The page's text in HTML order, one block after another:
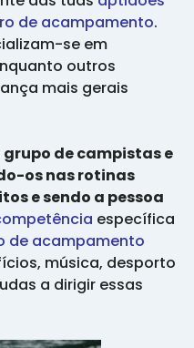
de acampamento.
se em
outros
mais gerais
de campistas e
os nas rotinas
e sendo a pessoa
específica
de acampamento
música, desporto
a dirigir essas